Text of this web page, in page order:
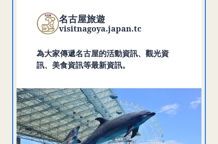
名古屋旅遊
visitnagoya.japan.tc
為大家傳遞名古屋的活動資訊、觀光資
訊、美食資訊等最新資訊。